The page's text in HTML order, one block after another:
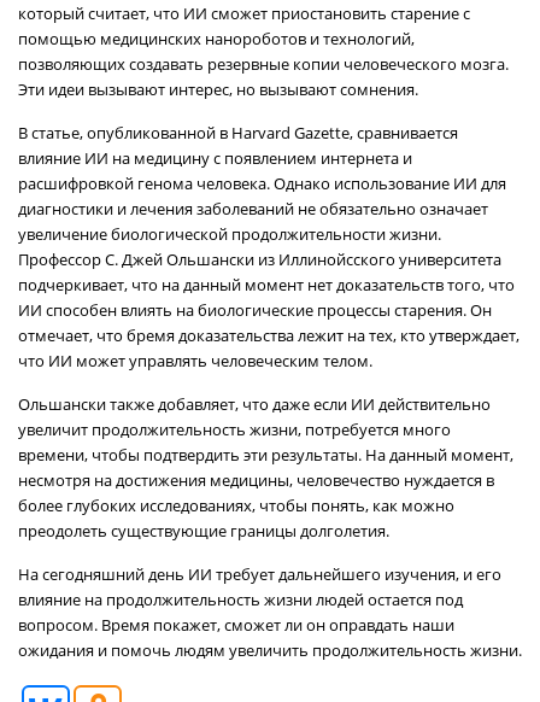
который считает, что ИИ сможет приостановить старение с
помощью медицинских нанороботов и технологий,
позволяющих создавать резервные копии человеческого мозга.
Эти идеи вызывают интерес, но вызывают сомнения.
В статье, опубликованной в Harvard Gazette, сравнивается
влияние ИИ на медицину с появлением интернета и
расшифровкой генома человека. Однако использование ИИ для
диагностики и лечения заболеваний не обязательно означает
увеличение биологической продолжительности жизни.
Профессор С. Джей Ольшански из Иллинойсского университета
подчеркивает, что на данный момент нет доказательств того, что
ИИ способен влиять на биологические процессы старения. Он
отмечает, что бремя доказательства лежит на тех, кто утверждает,
что ИИ может управлять человеческим телом.
Ольшански также добавляет, что даже если ИИ действительно
увеличит продолжительность жизни, потребуется много
времени, чтобы подтвердить эти результаты. На данный момент,
несмотря на достижения медицины, человечество нуждается в
более глубоких исследованиях, чтобы понять, как можно
преодолеть существующие границы долголетия.
На сегодняшний день ИИ требует дальнейшего изучения, и его
влияние на продолжительность жизни людей остается под
вопросом. Время покажет, сможет ли он оправдать наши
ожидания и помочь людям увеличить продолжительность жизни.